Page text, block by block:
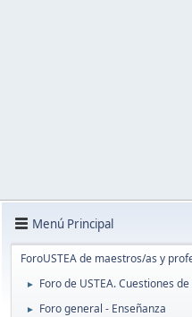
Menú Principal
ForoUSTEA de maestros/as y
► Foro de USTEA. Cuestiones
► Foro general - Enseñanza